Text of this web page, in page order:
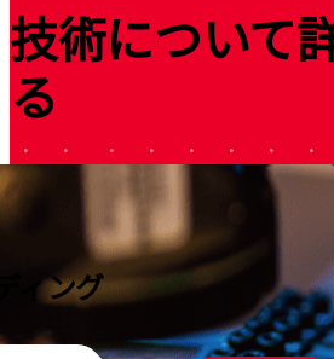
技術について
る
ィング